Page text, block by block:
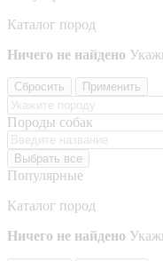
Каталог пород
Ничего не найдено
Сбросить Применить
Породы собак
Выбрать все
Популярные
Каталог пород
Ничего не найдено